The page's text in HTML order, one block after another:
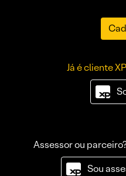
Já é cliente
Assessor ou
Sou